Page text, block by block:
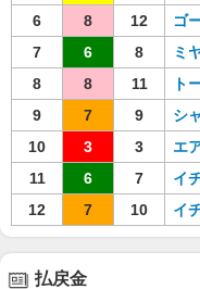
6
8 12 ゴ
7
6 8 ミ
8
8 11 ト
9
7 9 シ
10
3 3 エ
11
6 7 イ
12
7 10 イ
払戻金